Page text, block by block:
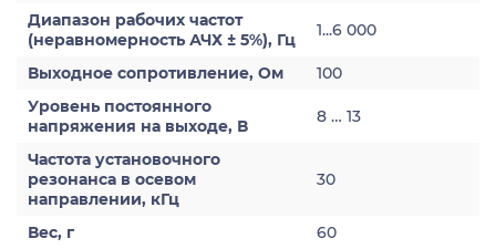
Диапазон рабочих частот
(неравномерность АЧХ ± 5%), Гц
1...6 000
Выходное сопротивление, Ом
100
Уровень постоянного
напряжения на выходе, В
8 … 13
Частота установочного
резонанса в осевом
направлении, кГц
30
Вес, г
60